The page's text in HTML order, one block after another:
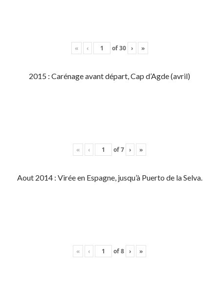
« ‹ of30 › »
2015 : Carénage avant départ, Cap d’Agde (avril)
« ‹ of7 › »
Aout 2014 : Virée en Espagne, jusqu’à Puerto de la Selva.
« ‹ of8 › »